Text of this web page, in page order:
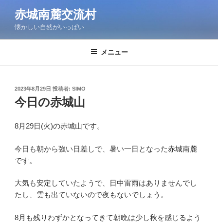
ン
赤城南麓交流村
懐かしい自然がいっぱい
メニュー
投
稿
日:
2023年8月29日 投稿者: SIMO
今日の赤城山
8月29日(火)の赤城山です。
今日も朝から強い日差しで、暑い一日となった赤城南麓
です。
大気も安定していたようで、日中雷雨はありませんでし
たし、雲も出ていないので夜もないでしょう。
8月も残りわずかとなってきて朝晩は少し秋を感じるよう